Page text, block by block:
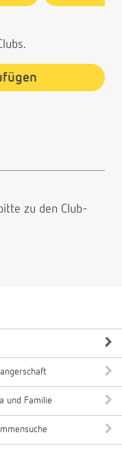
zu den Club-
und Familie